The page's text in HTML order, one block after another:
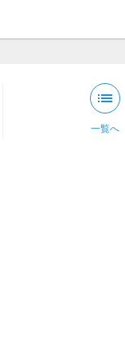
list
一覧へ